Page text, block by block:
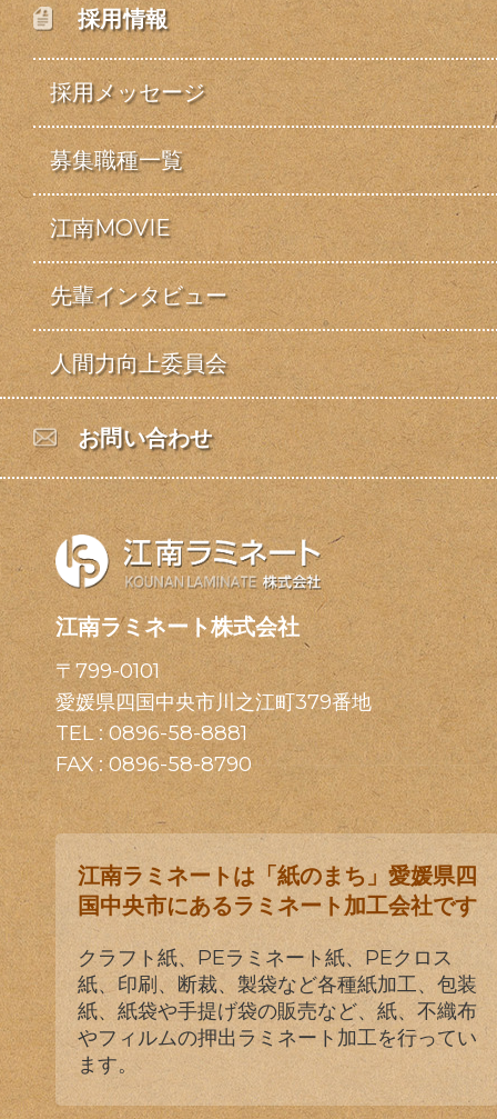
採用情報
採用メッセージ
募集職種一覧
江南MOVIE
先輩インタビュー
人間力向上委員会
お問い合わせ
江南ラミネート株式会社
〒799-0101
愛媛県四国中央市川之江町379番地
TEL :0896-58-8881
FAX : 0896-58-8790
江南ラミネートは「紙のまち」愛媛県四
国中央市にあるラミネート加工会社です
クラフト紙、PEラミネート紙、PEクロス
紙、印刷、断裁、製袋など各種紙加工、包装
紙、紙袋や手提げ袋の販売など、紙、不織布
やフィルムの押出ラミネート加工を行ってい
ます。